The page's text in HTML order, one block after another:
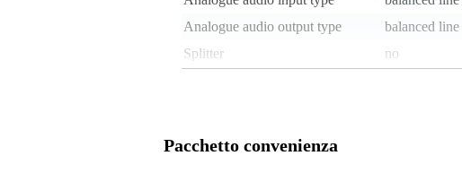
Analogue audio output type
balanced
Splitter
no
Pacchetto convenienza